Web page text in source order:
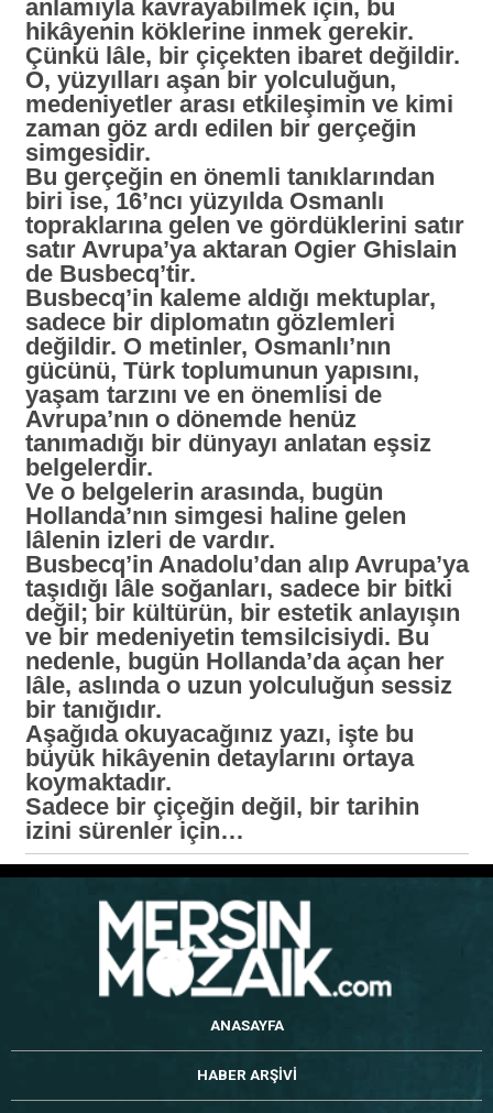
anlamıyla kavrayabilmek için, bu
hikâyenin köklerine inmek gerekir.
Çünkü lâle, bir çiçekten ibaret değildir.
O, yüzyılları aşan bir yolculuğun,
medeniyetler arası etkileşimin ve kimi
zaman göz ardı edilen bir gerçeğin
simgesidir.
Bu gerçeğin en önemli tanıklarından
biri ise, 16’ncı yüzyılda Osmanlı
topraklarına gelen ve gördüklerini satır
satır Avrupa’ya aktaran Ogier Ghislain
de Busbecq’tir.
Busbecq’in kaleme aldığı mektuplar,
sadece bir diplomatın gözlemleri
değildir. O metinler, Osmanlı’nın
gücünü, Türk toplumunun yapısını,
yaşam tarzını ve en önemlisi de
Avrupa’nın o dönemde henüz
tanımadığı bir dünyayı anlatan eşsiz
belgelerdir.
Ve o belgelerin arasında, bugün
Hollanda’nın simgesi haline gelen
lâlenin izleri de vardır.
Busbecq’in Anadolu’dan alıp Avrupa’ya
taşıdığı lâle soğanları, sadece bir bitki
değil; bir kültürün, bir estetik anlayışın
ve bir medeniyetin temsilcisiydi. Bu
nedenle, bugün Hollanda’da açan her
lâle, aslında o uzun yolculuğun sessiz
bir tanığıdır.
Aşağıda okuyacağınız yazı, işte bu
büyük hikâyenin detaylarını ortaya
koymaktadır.
Sadece bir çiçeğin değil, bir tarihin
izini sürenler için…
ANASAYFA
HABER ARŞİVİ